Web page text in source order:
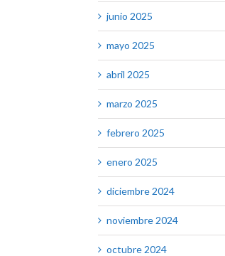
junio 2025
mayo 2025
abril 2025
marzo 2025
febrero 2025
enero 2025
diciembre 2024
noviembre 2024
octubre 2024